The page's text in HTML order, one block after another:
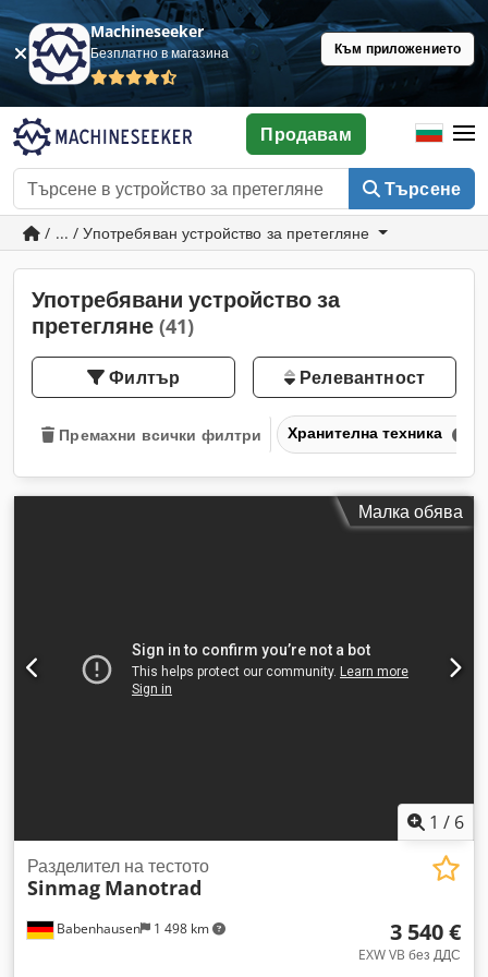
Machineseeker
Безплатно в магазина Към приложението
Търсене
Продавам
/ ... / Употребяван устройство за претегляне
Употребявани устройство за
претегляне (41)
Филтър Релевантност
Премахни всички филтри Хранителна техника
Малка обява
1 / 6
Babenhausen 1 498 km
Разделител на тестото
Sinmag Manotrad
3 540 €
EXW VB без ДДС